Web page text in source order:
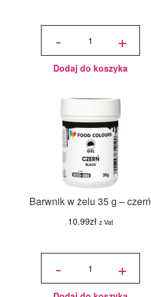
-
ilość
olejowy
Colour
E171 -
Black
+
Dodaj do koszyka
Barwnik w żelu 35 g – czerń
10.99zł z Vat
-
ilość
35 g -
czerń +